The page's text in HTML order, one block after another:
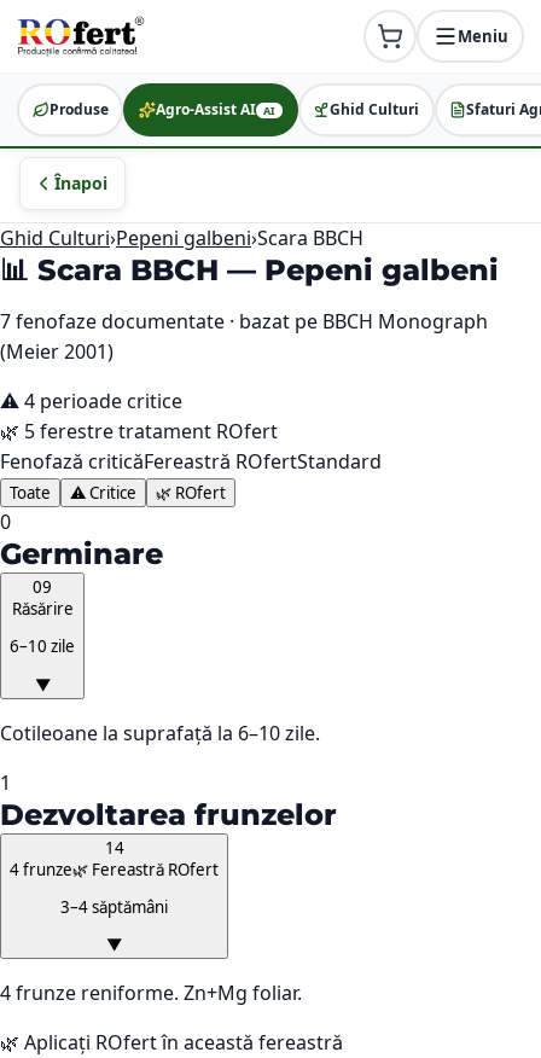
Meniu
Produse Agro-Assist AI AI Ghid Culturi Sfaturi
Înapoi
Ghid Culturi›Pepeni galbeni›Scara BBCH
📊 Scara BBCH — Pepeni galbeni
7fenofaze documentate · bazat pe BBCH Monograph
(Meier 2001)
⚠️4 perioade critice
🌿 5ferestre tratament ROfert
Fenofază criticăFereastră ROfertStandard
Toate ⚠️ Critice 🌿 ROfert
0
Germinare
09
Răsărire
6–10 zile
▼
Cotileoane la suprafață la 6–10 zile.
1
Dezvoltarea frunzelor
14
4 frunze🌿 Fereastră ROfert
3–4 săptămâni
▼
4 frunze reniforme. Zn+Mg foliar.
🌿 Aplicați ROfert în această fereastră